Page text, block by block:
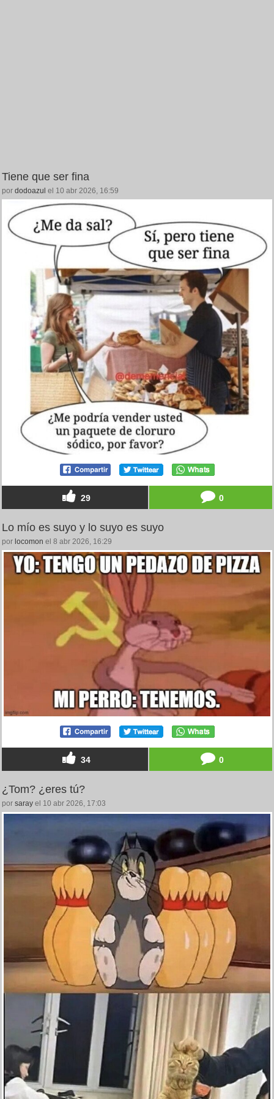
Tiene que ser fina
por dodoazul el 10 abr 2026, 16:59
29 0
Lo mío es suyo y lo suyo es suyo
por locomon el 8 abr 2026, 16:29
34 0
¿Tom? ¿eres tú?
por saray el 10 abr 2026, 17:03